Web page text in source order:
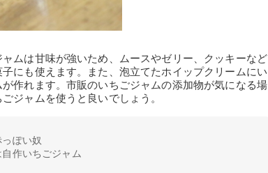
ムは甘味が強いため、ムースやゼリー、クッキーなど
にも使えます。また、泡立てたホイップクリームにい
作れます。市販のいちごジャムの添加物が気になる場
ジャムを使うと良いでしょう。
ぽい奴
作いちごジャム